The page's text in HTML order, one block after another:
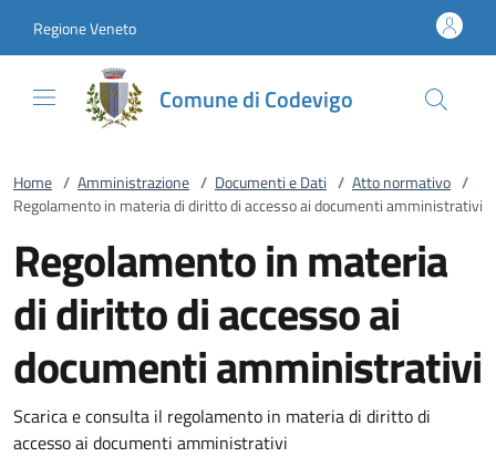
Regione Veneto
Comune di Codevigo
Home / Amministrazione / Documenti e Dati / Atto normativo /
Regolamento in materia di diritto di accesso ai documenti amministrativi
Regolamento in materia
di diritto di accesso ai
documenti amministrativi
Scarica e consulta il regolamento in materia di diritto di
accesso ai documenti amministrativi